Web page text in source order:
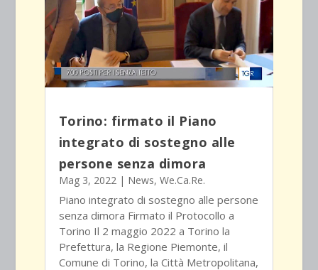
Torino: firmato il Piano
integrato di sostegno alle
persone senza dimora
Mag 3, 2022| News, We.Ca.Re.
Piano integrato di sostegno alle persone
senza dimora Firmato il Protocollo a
Torino Il 2 maggio 2022 a Torino la
Prefettura, la Regione Piemonte, il
Comune di Torino, la Città Metropolitana,